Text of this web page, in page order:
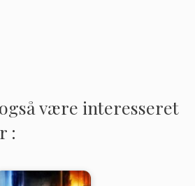
være interesseret
: